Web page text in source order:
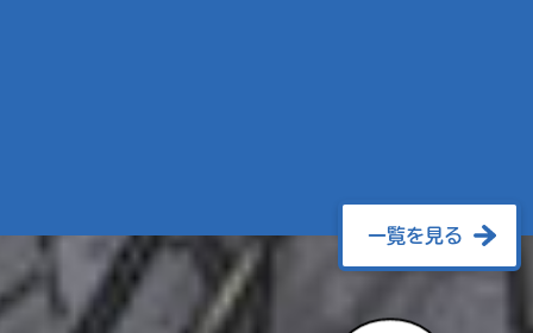
一覧を見る